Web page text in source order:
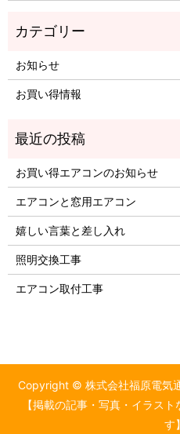
お知らせ
お買い得情報
お買い得エアコンのお知らせ
エアコンと窓用エアコン
嬉しい言葉と差し入れ
照明交換工事
エアコン取付工事
Copyright © 株式会社福原電気
【掲載の記事・写真・イラス
す】